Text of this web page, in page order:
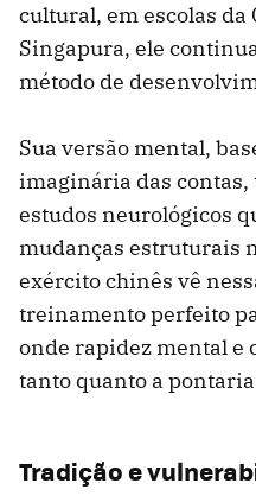
cultural, em escolas da
Singapura, ele
método de
Sua versão mental,
imaginária das contas,
estudos neurológicos
mudanças estruturais
exército chinês vê
treinamento perfeito
onde rapidez mental e
tanto quanto a
Tradição e